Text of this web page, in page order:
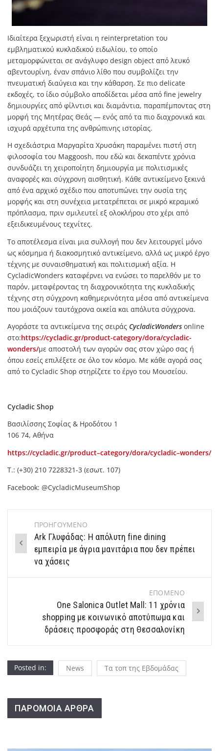
Ιδιαίτερα ξεχωριστή είναι η reinterpretation του
εμβληματικού κυκλαδικού ειδωλίου, το οποίο
μεταμορφώνεται σε ανάγλυφο design object από λευκό
αβεντουρίνη, έναν σπάνιο λίθο που συμβολίζει την
πνευματική διαύγεια και την κάθαρση. Σε πιο delicate
εκδοχές, το ίδιο σύμβολο αποδίδεται μέσα από fine jewelry
δημιουργίες από φίλντισι και διαμάντια, παραπέμποντας στη
μορφή της Μητέρας Θεάς — ενός από τα πιο διαχρονικά και
ισχυρά αρχέτυπα της ανθρώπινης ιστορίας.
Η σχεδιάστρια Μαργαρίτα Χρυσάκη παραμένει πιστή στη
φιλοσοφία του Maggoosh, που εδώ και δεκαπέντε χρόνια
συνδυάζει τη χειροποίητη δημιουργία με πολιτισμικές
αναφορές και σύγχρονη αισθητική. Κάθε αντικείμενο ξεκινά
από ένα αρχικό σχέδιο που αποτυπώνει την ουσία της
μορφής και στη συνέχεια μετατρέπεται σε μικρό κεραμικό
πρόπλασμα, πριν σμιλευτεί εξ ολοκλήρου στο χέρι από
εξειδικευμένους τεχνίτες.
Το αποτέλεσμα είναι μια συλλογή που δεν λειτουργεί μόνο
ως κόσμημα ή διακοσμητικό αντικείμενο, αλλά ως μικρό έργο
τέχνης με συναισθηματική και πολιτισμική αξία. Η
CycladicWonders καταφέρνει να ενώσει το παρελθόν με το
παρόν, μεταφέροντας τη διαχρονικότητα της κυκλαδικής
τέχνης στη σύγχρονη καθημερινότητα μέσα από αντικείμενα
που μοιάζουν ταυτόχρονα οικεία και απόλυτα σύγχρονα.
Αγοράστε τα αντικείμενα της σειράς CycladicWonders online
στο:https://cycladic.gr/product-category/dora/cycladic-
wonders/με αποστολή των αγορών σας στον χώρο σας ή
όπου εσείς επιλέξετε σε όλο τον κόσμο. Με κάθε αγορά σας
από το Cycladic Shop στηρίζετε το έργο του Μουσείου.
Cycladic Shop
Βασιλίσσης Σοφίας & Ηροδότου 1
106 74, Αθήνα
https://cycladic.gr/product–category/dora/cycladic–wonders/
Τ.: (+30) 210 7228321-3 (εσωτ. 107)
Facebook: @CycladicMuseumShop
Post
navigation
ΠΡΟΗΓΟΥΜΕΝΟ
Ark Γλυφάδας: Η απόλυτη fine dining
εμπειρία με άγρια μανιτάρια που δεν πρέπει
να χάσεις
ΕΠΟΜΕΝΟ
One Salonica Outlet Mall: 11 χρόνια
shopping με κοινωνικό αποτύπωμα και
δράσεις προσφοράς στη Θεσσαλονίκη
Posted in: News Τα τοπ της Εβδομάδας
ΠΑΡΟΜΟΙΑ ΑΡΘΡΑ